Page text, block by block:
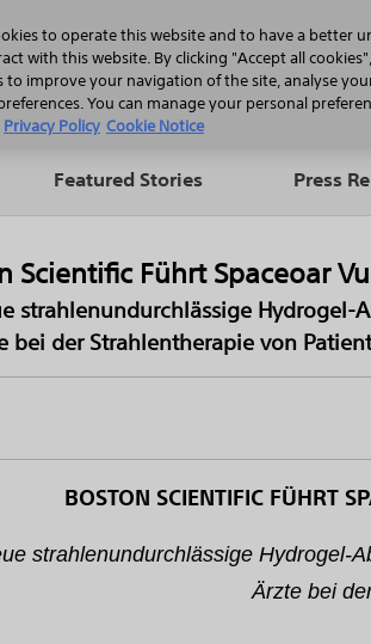
Featured Stories Press
Scientific Führt Spaceoar
strahlenundurchlässige Hydrogel-
bei der Strahlentherapie von
BOSTON SCIENTIFIC FÜHRT
strahlenundurchlässige Hydrogel-
Ärzte bei
to operate this website and to have a better
with this website. By clicking "Accept all
to improve your navigation of the site, analyse
You can manage your personal
Privacy Policy Cookie Notice